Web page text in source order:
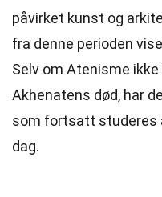
påvirket kunst og
fra denne perioden
Selv om Atenisme
Akhenatens død, har
som fortsatt studeres
dag.